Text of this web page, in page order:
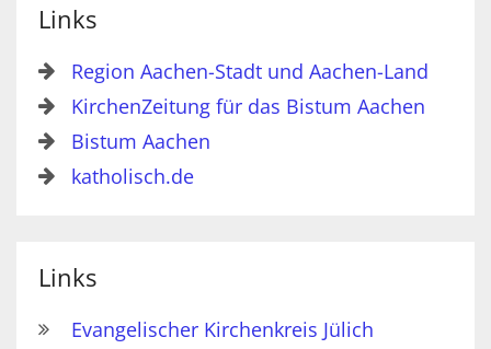
Links
Region Aachen-Stadt und Aachen-Land
KirchenZeitung für das Bistum Aachen
Bistum Aachen
katholisch.de
Links
Evangelischer Kirchenkreis Jülich